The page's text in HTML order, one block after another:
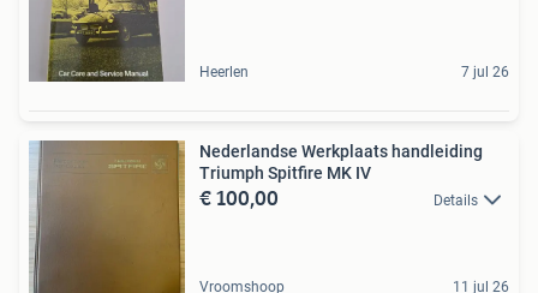
Heerlen 7 jul 26
Nederlandse Werkplaats handleiding
Triumph Spitfire MK IV
€ 100,00 Details
Vroomshoop 11 jul 26